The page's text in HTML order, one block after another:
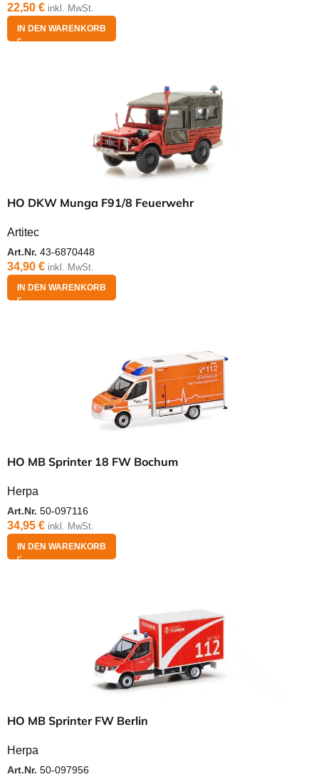
22,50 € inkl. MwSt.
IN DEN WARENKORB
HO DKW Munga F91/8 Feuerwehr
Artitec
Art.Nr. 43-6870448
34,90 € inkl. MwSt.
IN DEN WARENKORB
HO MB Sprinter 18 FW Bochum
Herpa
Art.Nr. 50-097116
34,95 € inkl. MwSt.
IN DEN WARENKORB
HO MB Sprinter FW Berlin
Herpa
Art.Nr. 50-097956